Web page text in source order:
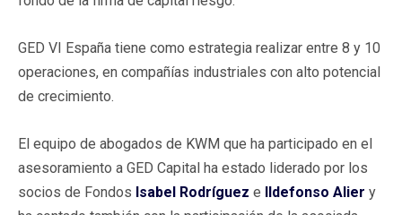
GED VI España tiene como estrategia realizar entre 8 y 10
operaciones, en compañías industriales con alto potencial
de crecimiento.
El equipo de abogados de KWM que ha participado en el
asesoramiento a GED Capital ha estado liderado por los
socios de Fondos Isabel Rodríguez e Ildefonso Alier y